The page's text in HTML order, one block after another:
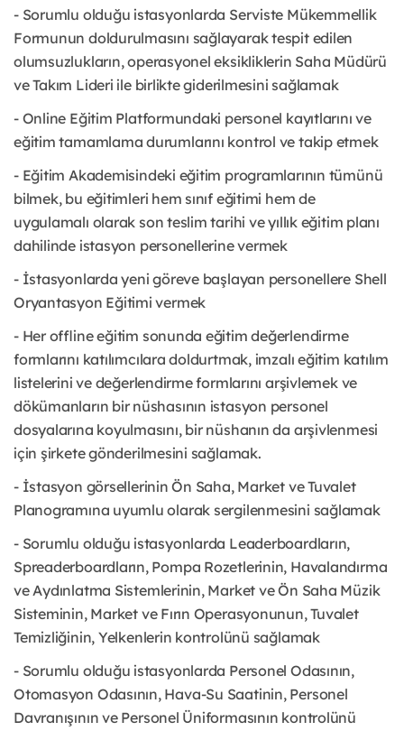
- Sorumlu olduğu istasyonlarda Serviste Mükemmellik
Formunun doldurulmasını sağlayarak tespit edilen
olumsuzlukların, operasyonel eksikliklerin Saha Müdürü
ve Takım Lideri ile birlikte giderilmesini sağlamak
- Online Eğitim Platformundaki personel kayıtlarını ve
eğitim tamamlama durumlarını kontrol ve takip etmek
- Eğitim Akademisindeki eğitim programlarının tümünü
bilmek, bu eğitimleri hem sınıf eğitimi hem de
uygulamalı olarak son teslim tarihi ve yıllık eğitim planı
dahilinde istasyon personellerine vermek
- İstasyonlarda yeni göreve başlayan personellere Shell
Oryantasyon Eğitimi vermek
- Her offline eğitim sonunda eğitim değerlendirme
formlarını katılımcılara doldurtmak, imzalı eğitim katılım
listelerini ve değerlendirme formlarını arşivlemek ve
dökümanların bir nüshasının istasyon personel
dosyalarına koyulmasını, bir nüshanın da arşivlenmesi
için şirkete gönderilmesini sağlamak.
- İstasyon görsellerinin Ön Saha, Market ve Tuvalet
Planogramına uyumlu olarak sergilenmesini sağlamak
- Sorumlu olduğu istasyonlarda Leaderboardların,
Spreaderboardların, Pompa Rozetlerinin, Havalandırma
ve Aydınlatma Sistemlerinin, Market ve Ön Saha Müzik
Sisteminin, Market ve Fırın Operasyonunun, Tuvalet
Temizliğinin, Yelkenlerin kontrolünü sağlamak
- Sorumlu olduğu istasyonlarda Personel Odasının,
Otomasyon Odasının, Hava-Su Saatinin, Personel
Davranışının ve Personel Üniformasının kontrolünü